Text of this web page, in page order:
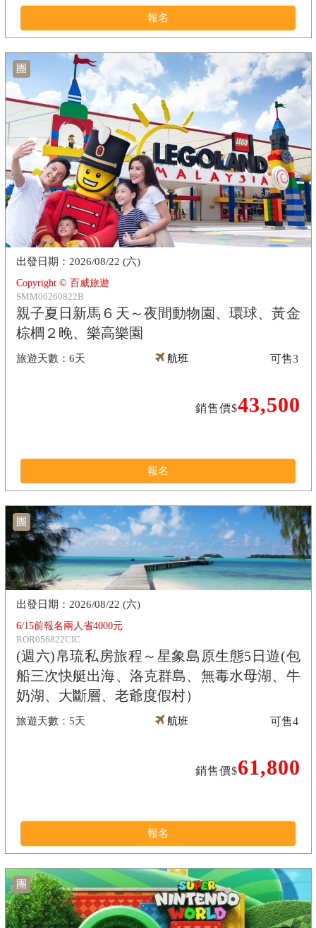
報名
團
Copyright © 百威旅遊
SMM06260822B
親子夏日新馬６天～夜間動物園、環球、黃金
棕櫚２晚、樂高樂園
6天
2026/08/22 (六)
航班
銷售價$43,500
可售3
報名
團
6/15前報名兩人省4000元
ROR056822CIC
(週六)帛琉私房旅程～星象島原生態5日遊(包
船三次快艇出海、洛克群島、無毒水母湖、牛
奶湖、大斷層、老爺度假村）
5天
2026/08/22 (六)
航班
銷售價$61,800
可售4
報名
團